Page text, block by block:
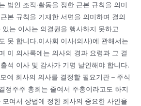
법인 조직·활동을 정한 근본 규칙을 의미
본 규칙을 기재한 서면을 의미하며 결의
는 이사는 의결권을 행사하지 못하고
못 합니다.이사회 이사(의사)에 관해서는
이 의사록에는 의사의 경과 요령과 그 결
석 이사 및 감사가 기명 날인해야 합니다.
여 회사의 의사를 결정할 필요기관 – 주식
정주주 총회는 줄여서 주총이라고도 하지
여서 상법에 정한 회사의 중요한 사안을